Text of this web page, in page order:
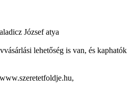
József atya
lehetőség is van, és kaphatók